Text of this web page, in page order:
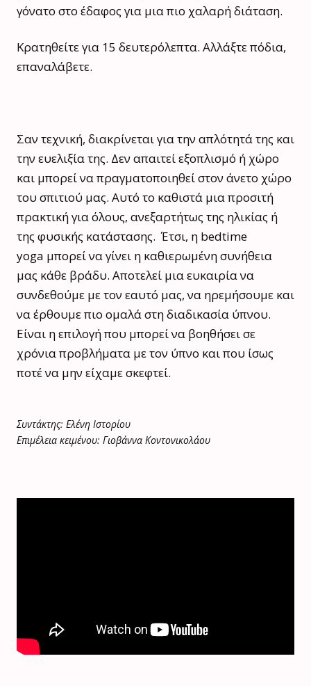
γόνατο στο έδαφος για μια πιο χαλαρή διάταση.
Κρατηθείτε για 15 δευτερόλεπτα. Αλλάξτε πόδια,
επαναλάβετε.
Σαν τεχνική, διακρίνεται για την απλότητά της και
την ευελιξία της. Δεν απαιτεί εξοπλισμό ή χώρο
και μπορεί να πραγματοποιηθεί στον άνετο χώρο
του σπιτιού μας. Αυτό το καθιστά μια προσιτή
πρακτική για όλους, ανεξαρτήτως της ηλικίας ή
της φυσικής κατάστασης. Έτσι, η bedtime
yoga μπορεί να γίνει η καθιερωμένη συνήθεια
μας κάθε βράδυ. Αποτελεί μια ευκαιρία να
συνδεθούμε με τον εαυτό μας, να ηρεμήσουμε και
να έρθουμε πιο ομαλά στη διαδικασία ύπνου.
Είναι η επιλογή που μπορεί να βοηθήσει σε
χρόνια προβλήματα με τον ύπνο και που ίσως
ποτέ να μην είχαμε σκεφτεί.
Συντάκτης: Ελένη Ιστορίου
Επιμέλεια κειμένου: Γιοβάννα Κοντονικολάου